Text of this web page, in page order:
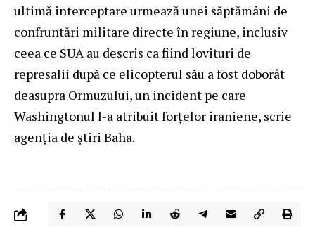
ultimă interceptare urmează unei săptămâni de
confruntări militare directe în regiune, inclusiv
ceea ce SUA au descris ca fiind lovituri de
represalii după ce elicopterul său a fost doborât
deasupra Ormuzului, un incident pe care
Washingtonul l-a atribuit forțelor iraniene, scrie
agenția de știri Baha.